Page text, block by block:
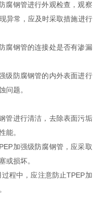
腐钢管进行外观检查，观察
异常，应及时采取措施进行
腐钢管的连接处是否有渗漏
级防腐钢管的内外表面进行
问题。
管进行清洁，去除表面污垢
能。
加强级防腐钢管，应采取
或损坏。
程中，应注意防止TPEP加